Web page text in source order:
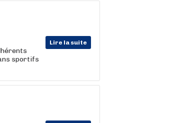
Lire la suite
sportifs